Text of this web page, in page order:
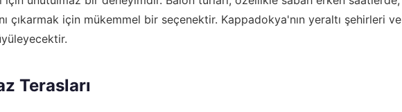
çıkarmak için mükemmel bir seçenektir. Kappadokya'nın yeraltı şehirleri ve
Terasları